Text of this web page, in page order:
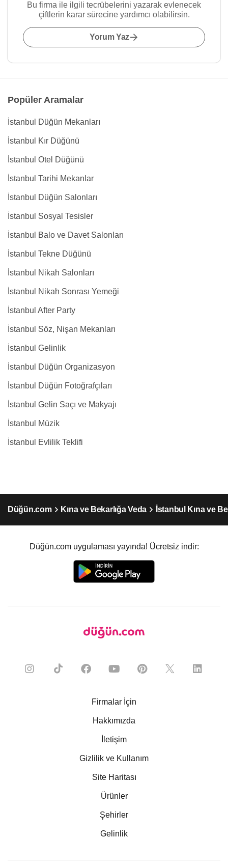
Bu firma ile ilgili tecrübelerini yazarak evlenecek
çiftlerin karar sürecine yardımcı olabilirsin.
Yorum Yaz
Popüler Aramalar
İstanbul Düğün Mekanları
İstanbul Kır Düğünü
İstanbul Otel Düğünü
İstanbul Tarihi Mekanlar
İstanbul Düğün Salonları
İstanbul Sosyal Tesisler
İstanbul Balo ve Davet Salonları
İstanbul Tekne Düğünü
İstanbul Nikah Salonları
İstanbul Nikah Sonrası Yemeği
İstanbul After Party
İstanbul Söz, Nişan Mekanları
İstanbul Gelinlik
İstanbul Düğün Organizasyon
İstanbul Düğün Fotoğrafçıları
İstanbul Gelin Saçı ve Makyajı
İstanbul Müzik
İstanbul Evlilik Teklifi
Düğün.com Kına ve Bekarlığa Veda İstanbul Kına ve
Düğün.com uygulaması yayında! Ücretsiz indir:
Firmalar İçin
Hakkımızda
İletişim
Gizlilik ve Kullanım
Site Haritası
Ürünler
Şehirler
Gelinlik